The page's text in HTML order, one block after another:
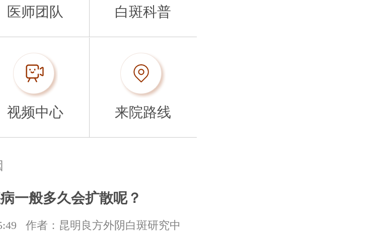
医师团队 白斑科普
视频中心 来院路线
一般多久会扩散呢？
作者：昆明良方外阴白斑研究中